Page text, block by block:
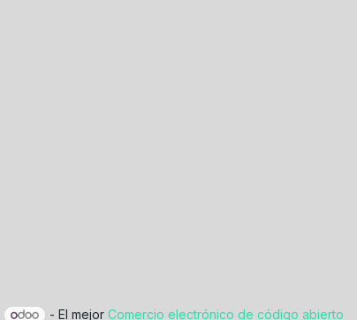
- El mejor Comercio electrónico de código abierto